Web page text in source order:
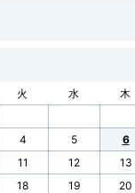
火 水 木
4 5 6
11 12 13
18 19 20